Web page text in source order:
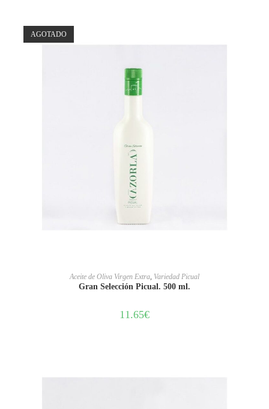
AGOTADO
LEER MÁS
Aceite de Oliva Virgen Extra Variedad Picual
Gran Selección Picual. 500 ml.
11.65€